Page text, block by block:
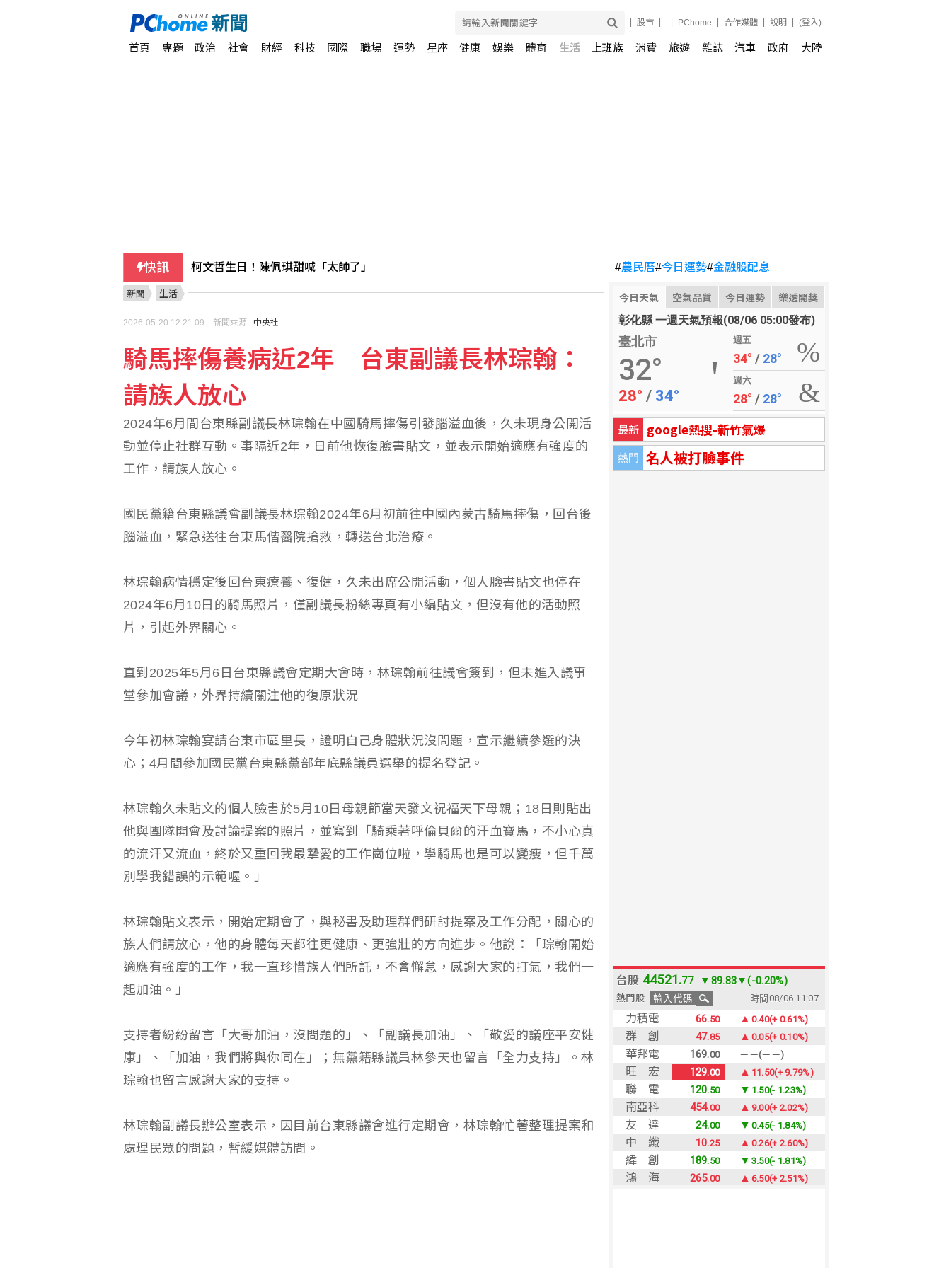
股市 PChome 合作媒體 說明 (登入)
首頁 專題 政治 社會 財經 科技 國際 職場 運勢 星座 健康 娛樂 體育 生活 上班族 消費 旅遊 雜誌 汽車 政府 大陸
快訊 柯文哲生日！陳佩琪甜喊「太帥了」
公視預算被砍逾10億！政院籲：文化沒藍綠
荷莫茲海峽風雲緊 油輪通報聽見爆炸聲船員均安
#農民曆#今日運勢#金融股配息
今日天氣 空氣品質 今日運勢 樂透開獎
彰化縣 一週天氣預報(08/06 05:00發布)
臺北市
32°
28° / 34°
週五
34° / 28°
週六
28° / 28°
最新 google熱搜-新竹氣爆
熱門 名人被打臉事件
新聞 生活
2026-05-20 12:21:09 新聞來源 : 中央社
騎馬摔傷養病近2年 台東副議長林琮翰：
請族人放心
2024年6月間台東縣副議長林琮翰在中國騎馬摔傷引發腦溢血後，久未現身公開活
動並停止社群互動。事隔近2年，日前他恢復臉書貼文，並表示開始適應有強度的
工作，請族人放心。
國民黨籍台東縣議會副議長林琮翰2024年6月初前往中國內蒙古騎馬摔傷，回台後
腦溢血，緊急送往台東馬偕醫院搶救，轉送台北治療。
林琮翰病情穩定後回台東療養、復健，久未出席公開活動，個人臉書貼文也停在
2024年6月10日的騎馬照片，僅副議長粉絲專頁有小編貼文，但沒有他的活動照
片，引起外界關心。
直到2025年5月6日台東縣議會定期大會時，林琮翰前往議會簽到，但未進入議事
堂參加會議，外界持續關注他的復原狀況
今年初林琮翰宴請台東市區里長，證明自己身體狀況沒問題，宣示繼續參選的決
心；4月間參加國民黨台東縣黨部年底縣議員選舉的提名登記。
林琮翰久未貼文的個人臉書於5月10日母親節當天發文祝福天下母親；18日則貼出
他與團隊開會及討論提案的照片，並寫到「騎乘著呼倫貝爾的汗血寶馬，不小心真
的流汗又流血，終於又重回我最摯愛的工作崗位啦，學騎馬也是可以變瘦，但千萬
別學我錯誤的示範喔。」
林琮翰貼文表示，開始定期會了，與秘書及助理群們研討提案及工作分配，關心的
族人們請放心，他的身體每天都往更健康、更強壯的方向進步。他說：「琮翰開始
適應有強度的工作，我一直珍惜族人們所託，不會懈怠，感謝大家的打氣，我們一
起加油。」
支持者紛紛留言「大哥加油，沒問題的」、「副議長加油」、「敬愛的議座平安健
康」、「加油，我們將與你同在」；無黨籍縣議員林參天也留言「全力支持」。林
琮翰也留言感謝大家的支持。
林琮翰副議長辦公室表示，因目前台東縣議會進行定期會，林琮翰忙著整理提案和
處理民眾的問題，暫緩媒體訪問。